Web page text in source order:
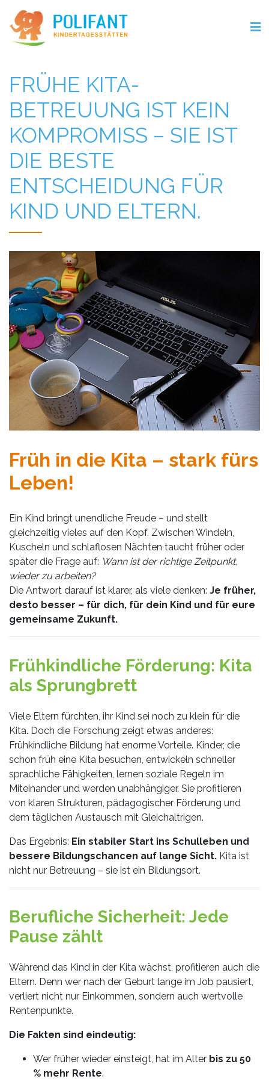
FRÜHE KITA-
BETREUUNG IST KEIN
KOMPROMISS – SIE IST
DIE BESTE
ENTSCHEIDUNG FÜR
KIND UND ELTERN.
Früh in die Kita – stark fürs
Leben!
Ein Kind bringt unendliche Freude – und stellt
gleichzeitig vieles auf den Kopf. Zwischen Windeln,
Kuscheln und schlaflosen Nächten taucht früher oder
später die Frage auf: Wann ist der richtige Zeitpunkt,
wieder zu arbeiten?
Die Antwort darauf ist klarer, als viele denken: Je früher,
desto besser – für dich, für dein Kind und für eure
gemeinsame Zukunft.
Frühkindliche Förderung: Kita
als Sprungbrett
Viele Eltern fürchten, ihr Kind sei noch zu klein für die
Kita. Doch die Forschung zeigt etwas anderes:
Frühkindliche Bildung hat enorme Vorteile. Kinder, die
schon früh eine Kita besuchen, entwickeln schneller
sprachliche Fähigkeiten, lernen soziale Regeln im
Miteinander und werden unabhängiger. Sie profitieren
von klaren Strukturen, pädagogischer Förderung und
dem täglichen Austausch mit Gleichaltrigen.
Das Ergebnis: Ein stabiler Start ins Schulleben und
bessere Bildungschancen auf lange Sicht. Kita ist
nicht nur Betreuung – sie ist ein Bildungsort.
Berufliche Sicherheit: Jede
Pause zählt
Während das Kind in der Kita wächst, profitieren auch die
Eltern. Denn wer nach der Geburt lange im Job pausiert,
verliert nicht nur Einkommen, sondern auch wertvolle
Rentenpunkte.
Die Fakten sind eindeutig:
Wer früher wieder einsteigt, hat im Alter bis zu 50
% mehr Rente.